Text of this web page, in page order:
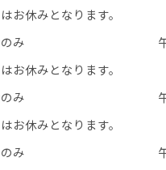
休みとなります。
】 金のみ 午後
休みとなります。
ター】金のみ 午後
休みとなります。
ター】水のみ 午後